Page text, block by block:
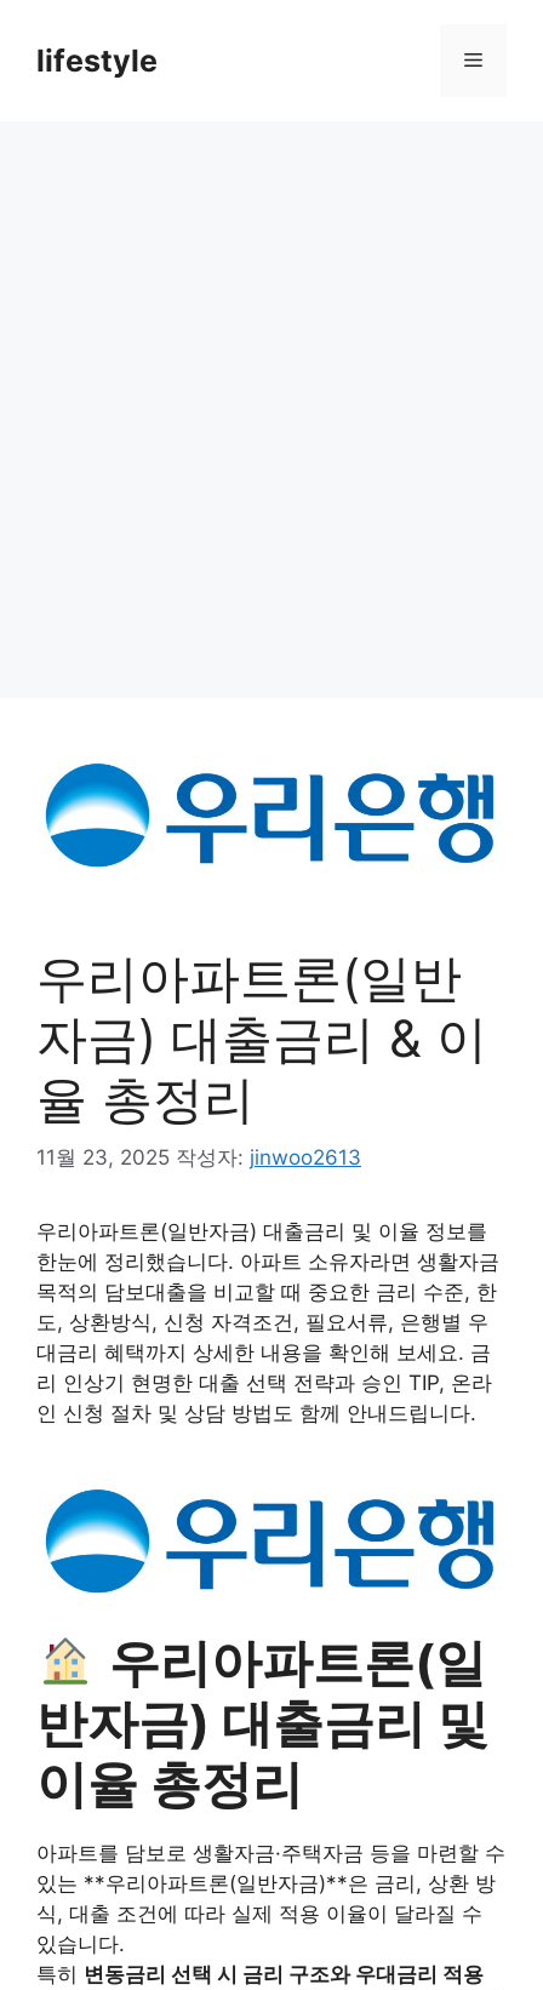
lifestyle 메
우리아파트론(일반
자금) 대출금리 & 이
율 총정리
11월 23, 2025 작성자: jinwoo2613
우리아파트론(일반자금) 대출금리 및 이율 정보를
한눈에 정리했습니다. 아파트 소유자라면 생활자금
목적의 담보대출을 비교할 때 중요한 금리 수준, 한
도, 상환방식, 신청 자격조건, 필요서류, 은행별 우
대금리 혜택까지 상세한 내용을 확인해 보세요. 금
리 인상기 현명한 대출 선택 전략과 승인 TIP, 온라
인 신청 절차 및 상담 방법도 함께 안내드립니다.
우리아파트론(일
반자금) 대출금리 및
이율 총정리
아파트를 담보로 생활자금·주택자금 등을 마련할 수
있는 **우리아파트론(일반자금)**은 금리, 상환 방
식, 대출 조건에 따라 실제 적용 이율이 달라질 수
있습니다.
특히 변동금리 선택 시 금리 구조와 우대금리 적용